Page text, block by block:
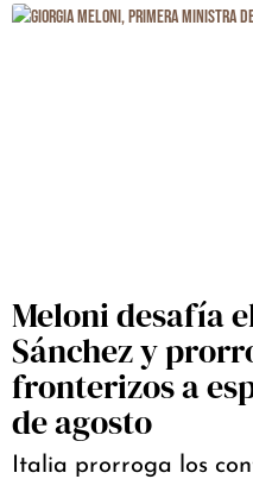
Meloni desafía
Sánchez y
fronterizos a
de agosto
Italia prorroga los